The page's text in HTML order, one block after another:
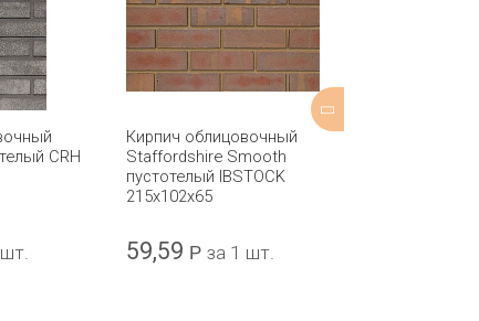
CRH
Кирпич облицовочный
Staffordshire Smooth
пустотелый IBSTOCK
215x102x65
59,59 Р за 1 шт.